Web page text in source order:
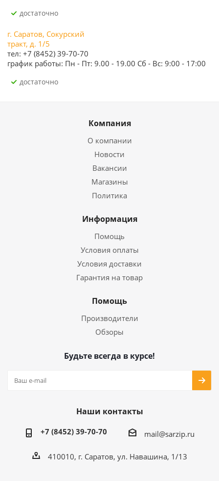
Достаточно
г. Саратов, Сокурский
тракт, д. 1/5
тел: +7 (8452) 39-70-70
график работы: Пн - Пт: 9.00 - 19.00 Сб - Вс: 9:00 - 17:00
Достаточно
Компания
О компании
Новости
Вакансии
Магазины
Политика
Информация
Помощь
Условия оплаты
Условия доставки
Гарантия на товар
Помощь
Производители
Обзоры
Будьте всегда в курсе!
Наши контакты
+7 (8452) 39-70-70 mail@sarzip.ru
410010, г. Саратов, ул. Навашина, 1/13